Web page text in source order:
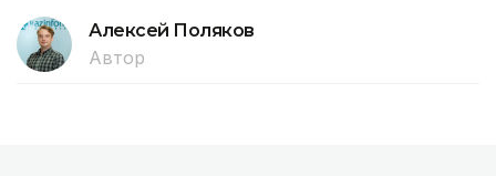
Алексей Поляков
Автор